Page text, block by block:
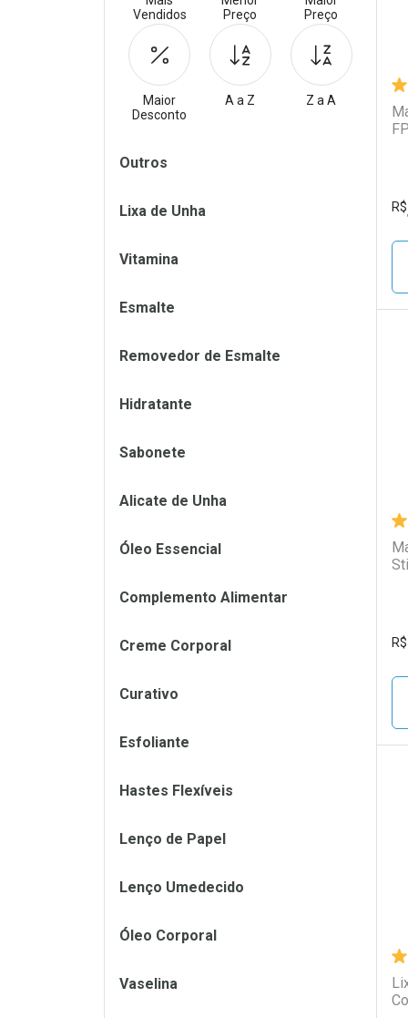
R$
R$
Vendidos
Preço
Preço
Maior
Desconto
A a Z Z a A
Filtros
Outros
Lixa de Unha
Vitamina
Esmalte
Removedor de Esmalte
Hidratante
Sabonete
Alicate de Unha
Óleo Essencial
Complemento Alimentar
Creme Corporal
Curativo
Esfoliante
Hastes Flexíveis
Lenço de Papel
Lenço Umedecido
Óleo Corporal
Vaselina